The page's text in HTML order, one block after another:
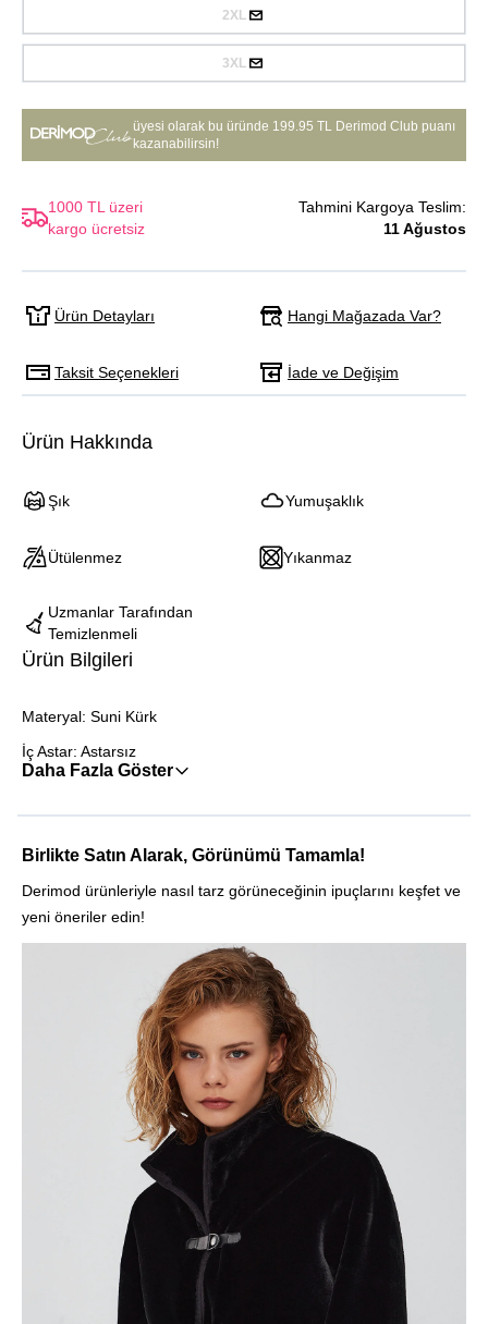
2XL
3XL
üyesi olarak bu üründe 199.95 TL Derimod Club puanı
kazanabilirsin!
1000 TL üzeri
kargo ücretsiz
Tahmini Kargoya Teslim:
11 Ağustos
Ürün Detayları Hangi Mağazada Var?
Taksit Seçenekleri İade ve Değişim
Ürün Hakkında
Şık Yumuşaklık
Ütülenmez Yıkanmaz
Uzmanlar Tarafından
Temizlenmeli
Ürün Bilgileri
Materyal: Suni Kürk
İç Astar: Astarsız
Daha Fazla Göster
Birlikte Satın Alarak, Görünümü Tamamla!
Derimod ürünleriyle nasıl tarz görüneceğinin ipuçlarını keşfet ve
yeni öneriler edin!